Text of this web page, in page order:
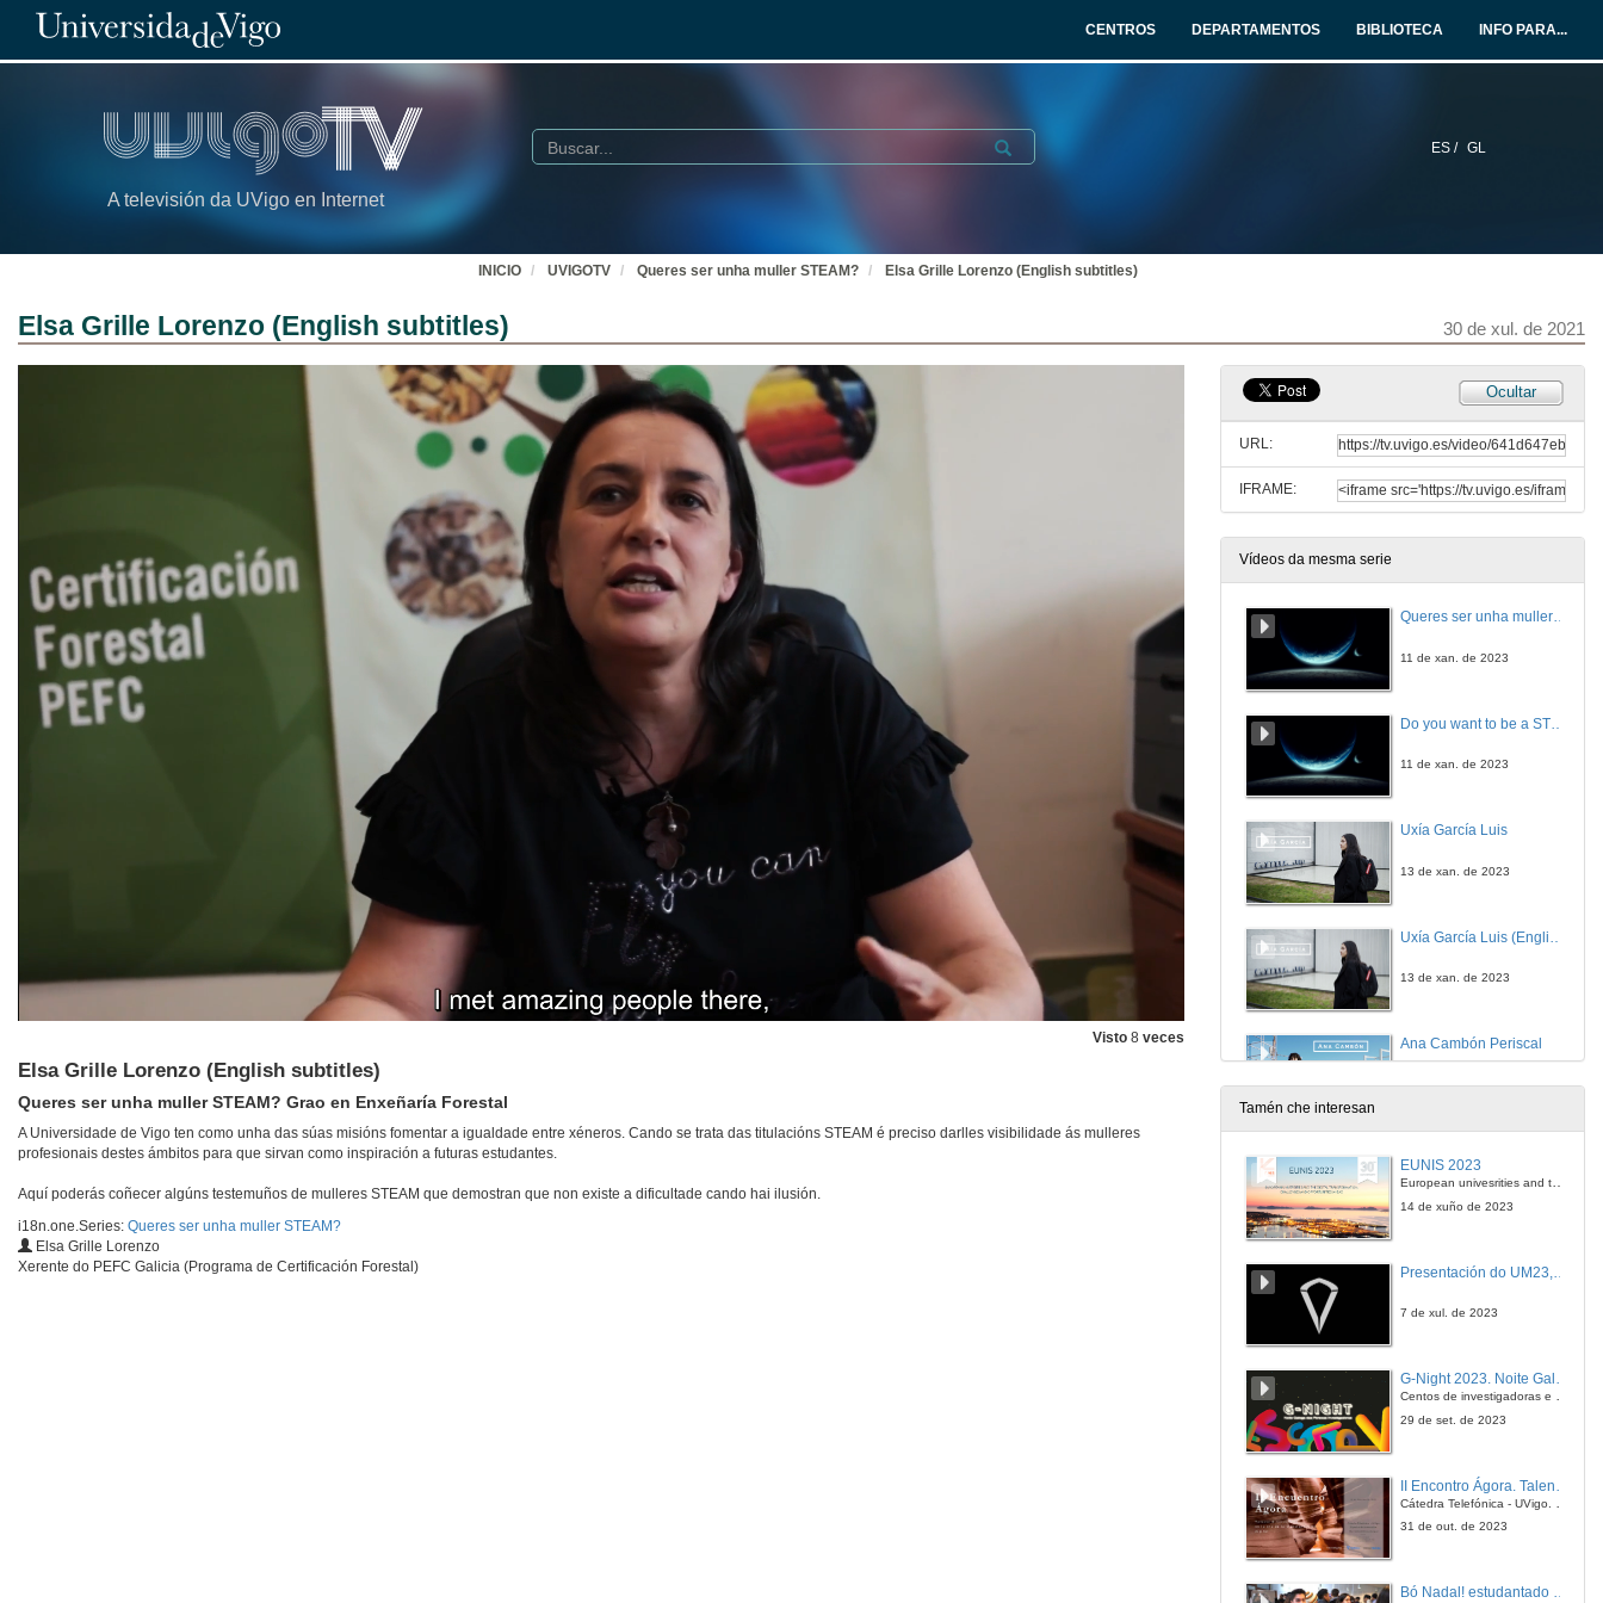
CENTROS DEPARTAMENTOS BIBLIOTECA INFO PARA...
A televisión da UVigo en Internet
ES / GL
Buscar Submit
INICIO UVIGOTV Queres ser unha muller STEAM? Elsa Grille Lorenzo (English subtitles)
Elsa Grille Lorenzo (English subtitles) 30 de xul. de 2021
Visto 8 veces
Elsa Grille Lorenzo (English subtitles)
Queres ser unha muller STEAM? Grao en Enxeñaría Forestal
A Universidade de Vigo ten como unha das súas misións fomentar a igualdade entre xéneros. Cando se trata das titulacións STEAM é preciso darlles visibilidade ás mulleres
profesionais destes ámbitos para que sirvan como inspiración a futuras estudantes.
Aquí poderás coñecer algúns testemuños de mulleres STEAM que demostran que non existe a dificultade cando hai ilusión.
i18n.one.Series: Queres ser unha muller STEAM?
Elsa Grille Lorenzo
Xerente do PEFC Galicia (Programa de Certificación Forestal)
Ocultar
URL:
IFRAME:
Vídeos da mesma serie
Queres ser unha muller STEAM? Grao en Enxeñaría Aeroespacial
11 de xan. de 2023
11 de xan. de 2023
Uxía García Luis
13 de xan. de 2023
13 de xan. de 2023
Ana Cambón Periscal
13 de xan. de 2023
13 de xan. de 2023
13 de xan. de 2023
30 de xan. de 2023
Tamén che interesan
EUNIS 2023
European univesrities and the digital transformation: challenges and opportunities ahead
14 de xuño de 2023
7 de xul. de 2023
G-Night 2023. Noite Galega das Persoas Investigadoras. Conciencias creativas
Centos de investigadoras e investigadores, decenas de actividades e sete cidades
29 de set. de 2023
Cátedra Telefónica - UVigo. Espazos de innovación
31 de out. de 2023
Bó Nadal! estudantado internacional da Universidade de Vigo